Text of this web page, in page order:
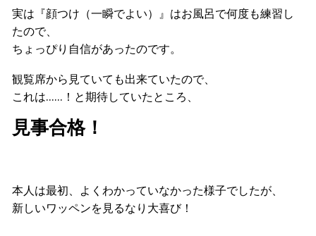
実は『顔つけ（一瞬でよい）』はお風呂で何度も練習し
たので、
ちょっぴり自信があったのです。
観覧席から見ていても出来ていたので、
これは……！と期待していたところ、
見事合格！
本人は最初、よくわかっていなかった様子でしたが、
新しいワッペンを見るなり大喜び！